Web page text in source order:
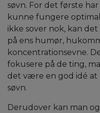
søvn. For det første
kunne fungere
ikke sover nok, kan
på ens humør,
koncentrationsevne.
fokusere på de ting,
det være en god idé at
søvn.
Derudover kan man